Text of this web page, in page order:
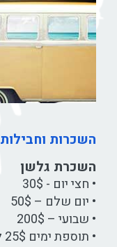
השכרות וחבילות
השכרת גלשן
• חצי יום - 30$
• יום שלם – 50$
• שבועי – 200$
• תוספת ימים 25$ ליום